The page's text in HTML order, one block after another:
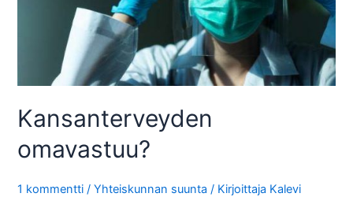
Kansanterveyden
omavastuu?
1 kommentti /Yhteiskunnan suunta / Kirjoittaja Kalevi